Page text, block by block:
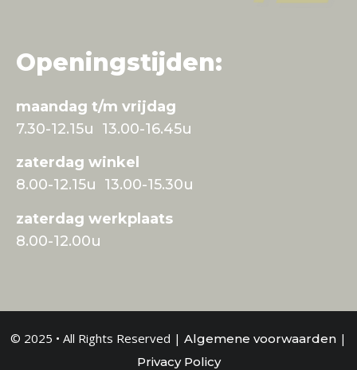
Openingstijden:
maandag t/m vrijdag
7.30-12.15u 13.00-16.45u
zaterdag winkel
8.00-12.15u 13.00-15.30u
zaterdag werkplaats
8.00-12.00u
© 2025 • All Rights Reserved | Algemene voorwaarden |
Privacy Policy